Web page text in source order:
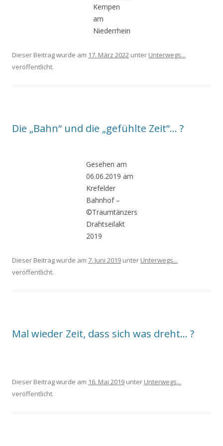
Kempen
am
Niederrhein
Dieser Beitrag wurde am 17. März 2022 unter Unterwegs...
veröffentlicht.
Die „Bahn“ und die „gefühlte Zeit“… ?
Gesehen am
06.06.2019 am
Krefelder
Bahnhof –
©Traumtänzers
Drahtseilakt
2019
Dieser Beitrag wurde am 7. Juni 2019 unter Unterwegs...
veröffentlicht.
Mal wieder Zeit, dass sich was dreht… ?
Dieser Beitrag wurde am 16. Mai 2019 unter Unterwegs...
veröffentlicht.